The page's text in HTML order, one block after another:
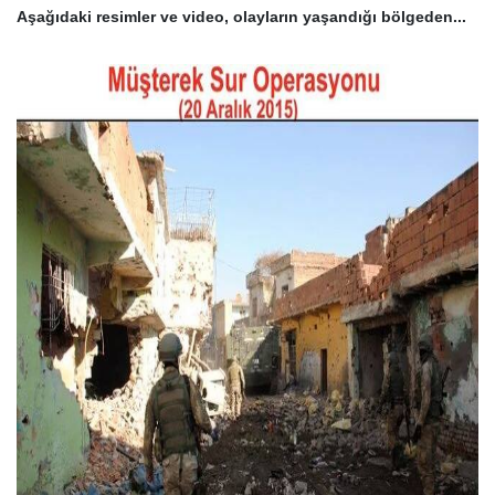
Aşağıdaki resimler ve video, olayların yaşandığı bölgeden...